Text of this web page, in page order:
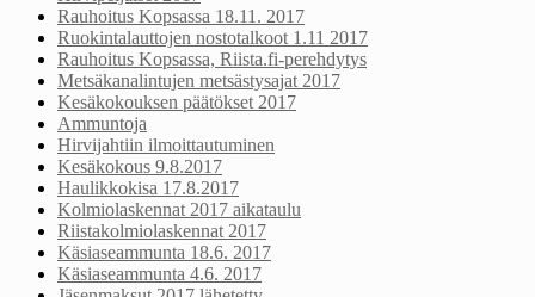
Rauhoitus Kopsassa 18.11. 2017
Ruokintalauttojen nostotalkoot 1.11 2017
Rauhoitus Kopsassa, Riista.fi-perehdytys
Metsäkanalintujen metsästysajat 2017
Kesäkokouksen päätökset 2017
Ammuntoja
Hirvijahtiin ilmoittautuminen
Kesäkokous 9.8.2017
Haulikkokisa 17.8.2017
Kolmiolaskennat 2017 aikataulu
Riistakolmiolaskennat 2017
Käsiaseammunta 18.6. 2017
Käsiaseammunta 4.6. 2017